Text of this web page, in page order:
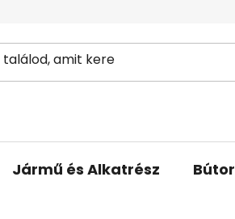
Jármű és Alkatrész Bútor